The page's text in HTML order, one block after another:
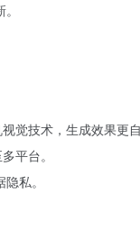
觉技术，生成效果更自
平台。
私。